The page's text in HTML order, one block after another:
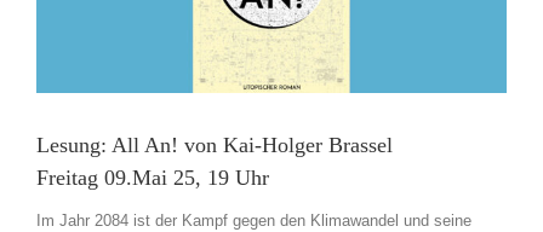
Lesung: All An! von Kai-Holger Brassel
Freitag 09.Mai 25, 19 Uhr
Im Jahr 2084 ist der Kampf gegen den Klimawandel und seine